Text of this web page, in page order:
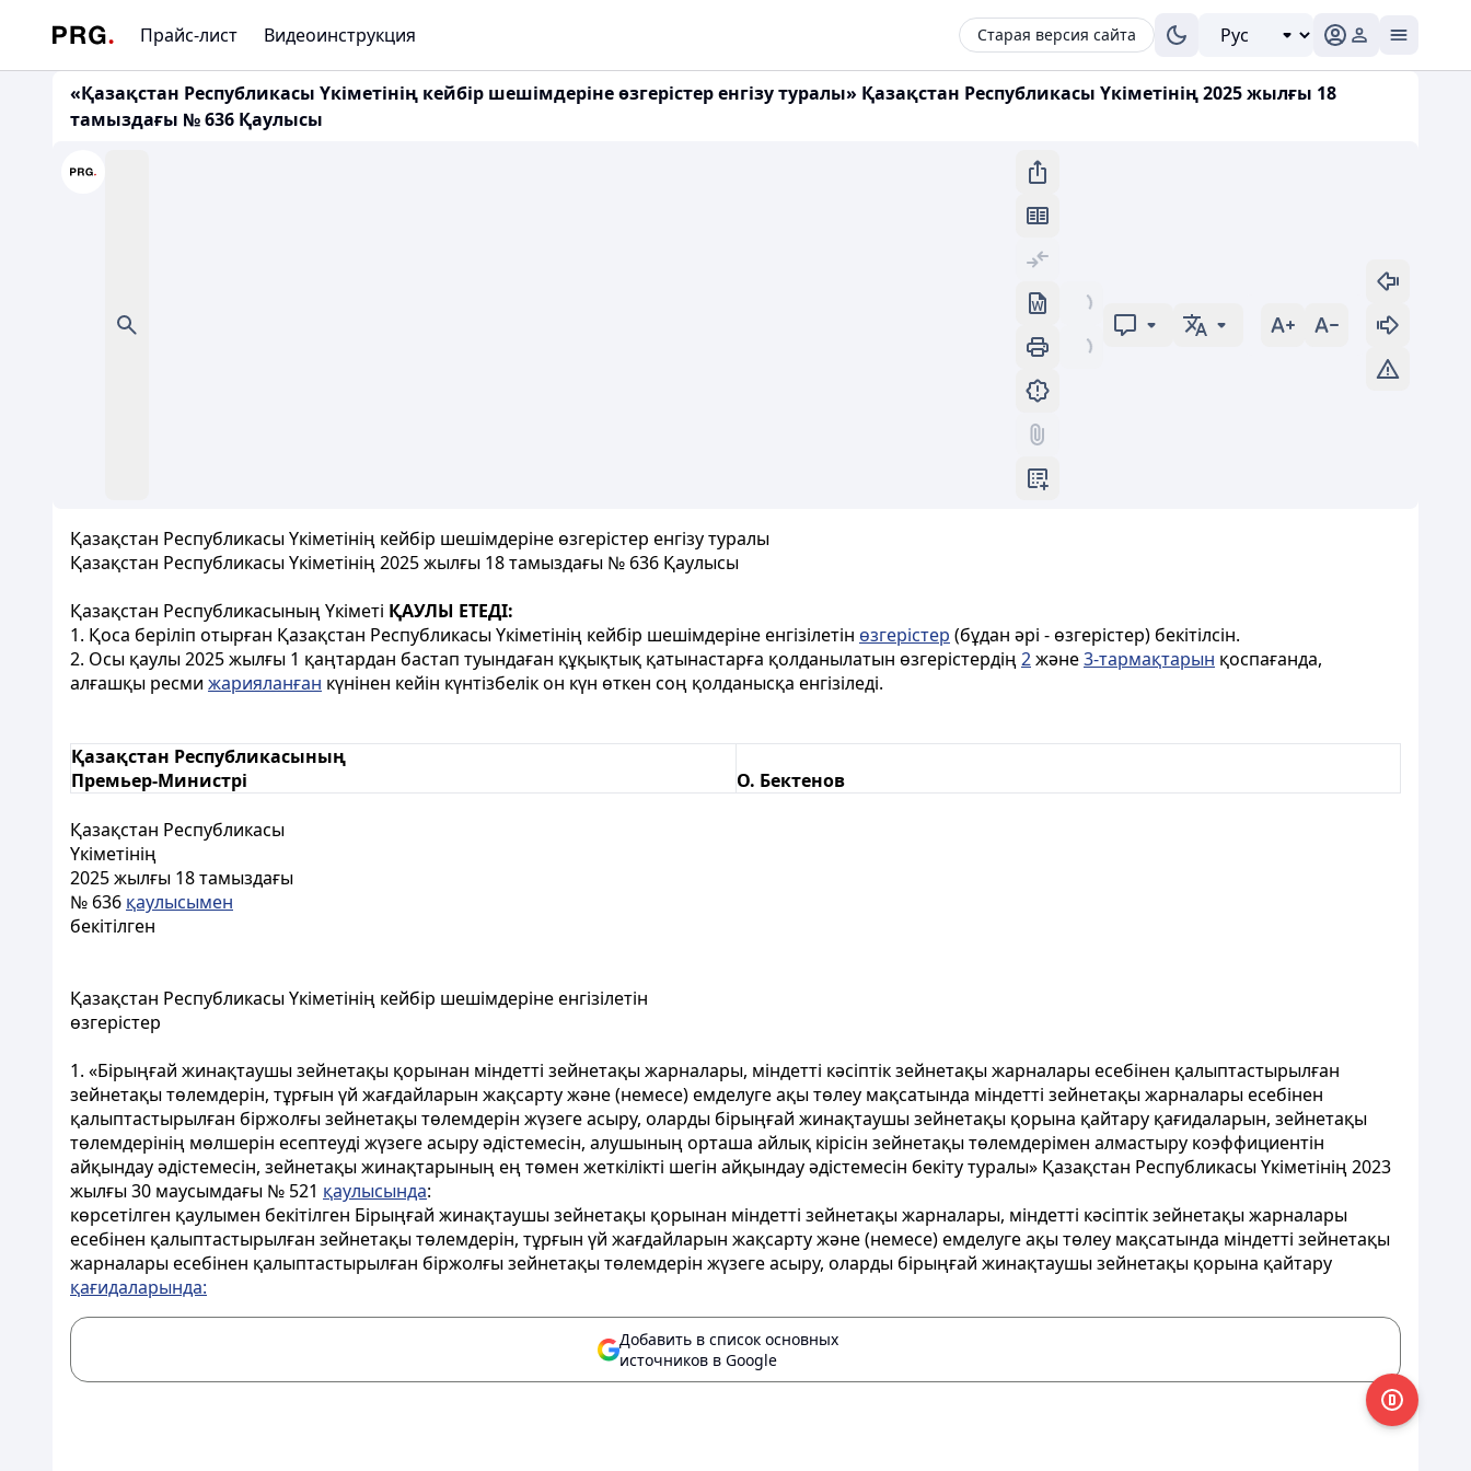
Прайс-лист Видеоинструкция Старая версия сайта
«Қазақстан Республикасы Үкіметінің кейбір шешімдеріне өзгерістер енгізу туралы» Қазақстан Республикасы Үкіметінің 2025 жылғы 18
тамыздағы № 636 Қаулысы
Қазақстан Республикасы Үкіметінің кейбір шешімдеріне өзгерістер енгізу туралы
Қазақстан Республикасы Үкіметінің 2025 жылғы 18 тамыздағы № 636 Қаулысы
Қазақстан Республикасының Үкіметі ҚАУЛЫ ЕТЕДІ:
1. Қоса беріліп отырған Қазақстан Республикасы Үкіметінің кейбір шешімдеріне енгізілетін өзгерістер (бұдан әрі - өзгерістер) бекітілсін.
2. Осы қаулы 2025 жылғы 1 қаңтардан бастап туындаған құқықтық қатынастарға қолданылатын өзгерістердің2және3-тармақтарын қоспағанда,
алғашқы ресми жарияланған күнінен кейін күнтізбелік он күн өткен соң қолданысқа енгізіледі.
Қазақстан Республикасының
Премьер-Министрі
О. Бектенов
Қазақстан Республикасы
Үкіметінің
2025 жылғы 18 тамыздағы
№ 636 қаулысымен
бекітілген
Қазақстан Республикасы Үкіметінің кейбір шешімдеріне енгізілетін
өзгерістер
1. «Бірыңғай жинақтаушы зейнетақы қорынан міндетті зейнетақы жарналары, міндетті кәсіптік зейнетақы жарналары есебінен қалыптастырылған
зейнетақы төлемдерін, тұрғын үй жағдайларын жақсарту және (немесе) емделуге ақы төлеу мақсатында міндетті зейнетақы жарналары есебінен
қалыптастырылған біржолғы зейнетақы төлемдерін жүзеге асыру, оларды бірыңғай жинақтаушы зейнетақы қорына қайтару қағидаларын, зейнетақы
төлемдерінің мөлшерін есептеуді жүзеге асыру әдістемесін, алушының орташа айлық кірісін зейнетақы төлемдерімен алмастыру коэффициентін
айқындау әдістемесін, зейнетақы жинақтарының ең төмен жеткілікті шегін айқындау әдістемесін бекіту туралы» Қазақстан Республикасы Үкіметінің 2023
жылғы 30 маусымдағы № 521 қаулысында:
көрсетілген қаулымен бекітілген Бірыңғай жинақтаушы зейнетақы қорынан міндетті зейнетақы жарналары, міндетті кәсіптік зейнетақы жарналары
есебінен қалыптастырылған зейнетақы төлемдерін, тұрғын үй жағдайларын жақсарту және (немесе) емделуге ақы төлеу мақсатында міндетті зейнетақы
жарналары есебінен қалыптастырылған біржолғы зейнетақы төлемдерін жүзеге асыру, оларды бірыңғай жинақтаушы зейнетақы қорына қайтару
қағидаларында:
Добавить в список основных
источников в Google